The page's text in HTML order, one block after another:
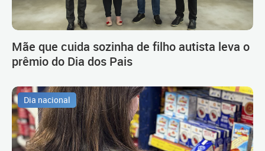
Mãe que cuida sozinha de filho autista leva o
prêmio do Dia dos Pais
Dia nacional